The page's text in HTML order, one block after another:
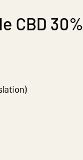
CBD 30%